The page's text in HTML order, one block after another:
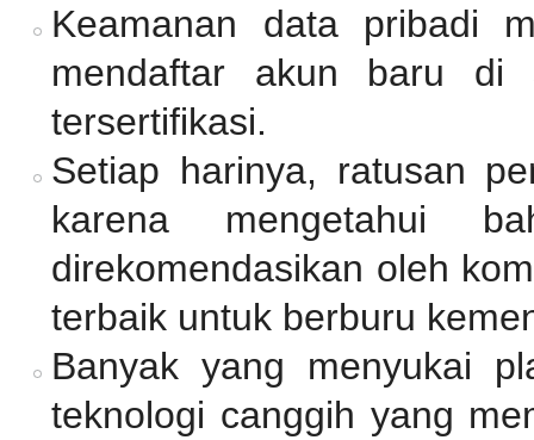
Keamanan data pribadi
mendaftar akun baru
tersertifikasi.
Setiap harinya, ratusan
karena mengetahui
direkomendasikan oleh
terbaik untuk berburu
Banyak yang menyukai
teknologi canggih yang